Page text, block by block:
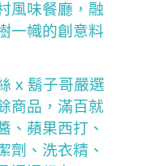
風味餐廳，融
一幟的創意料
x 鬍子哥嚴選
商品，滿百就
、蘋果西打、
劑、洗衣精、